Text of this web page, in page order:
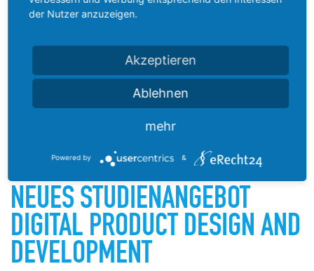
HOCHSCHULE AALEN SCHAFFT
NEUES STUDIENANGEBOT
DIGITAL PRODUCT DESIGN AND
DEVELOPMENT
der Nutzer anzuzeigen.
Akzeptieren
Ablehnen
mehr
Powered by &